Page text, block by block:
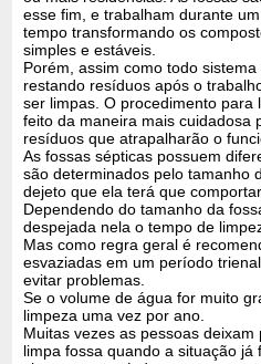
esse fim, e trabalham durante
tempo transformando os
simples e estáveis.
Porém, assim como todo
restando resíduos após o
ser limpas. O procedimento para
feito da maneira mais cuidadosa
resíduos que atrapalharão o
As fossas sépticas possuem
são determinados pelo tamanho
dejeto que ela terá que comportar.
Dependendo do tamanho da
despejada nela o tempo de
Mas como regra geral é
esvaziadas em um período
evitar problemas.
Se o volume de água for muito
limpeza uma vez por ano.
Muitas vezes as pessoas
limpa fossa quando a situação